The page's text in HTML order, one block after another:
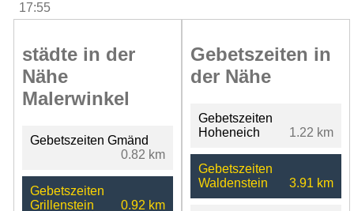
17:55
städte in der
Nähe
Malerwinkel
Gebetszeiten Gmänd
0.82 km
Gebetszeiten
Grillenstein
0.92 km
Gebetszeiten in
der Nähe
Gebetszeiten
Hoheneich
1.22 km
Gebetszeiten
Waldenstein
3.91 km